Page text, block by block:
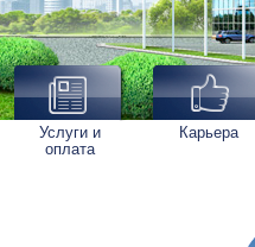
Услуги и
оплата
Карьера